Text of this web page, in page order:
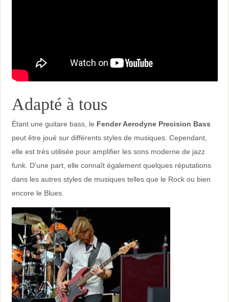
Adapté à tous
Étant une guitare bass, le Fender Aerodyne Precision Bass
peut être joué sur différents styles de musiques. Cependant,
elle est très utilisée pour amplifier les sons moderne de jazz
funk. D’une part, elle connaît également quelques réputations
dans les autres styles de musiques telles que le Rock ou bien
encore le Blues.